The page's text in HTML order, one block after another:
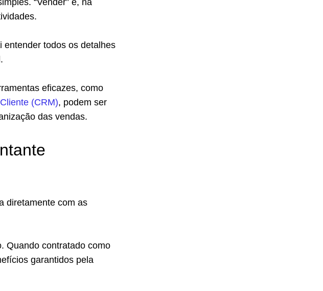
“Vender” é, na
entender todos os detalhes
eficazes, como
(CRM), podem ser
das vendas.
diretamente com as
Quando contratado como
garantidos pela